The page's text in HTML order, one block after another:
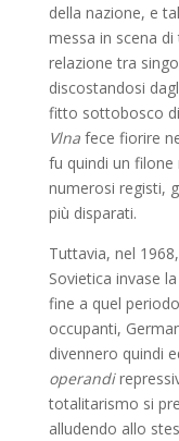
della nazione, e
messa in scena
relazione tra
discostandosi
fitto sottobosco
Vlnafece fiorire
fu quindi un
numerosi registi,
più disparati.
Tuttavia, nel
Sovietica invase
fine a quel
occupanti,
divennero quindi
operandi
totalitarismo si
alludendo allo